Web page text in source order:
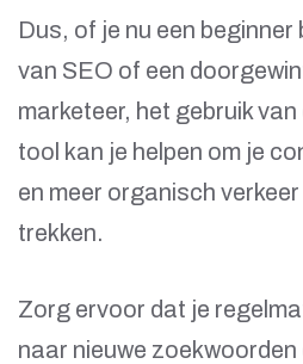
Dus, of je nu een beginner
van SEO of een
marketeer, het gebruik
tool kan je helpen om je
en meer organisch
trekken.
Zorg ervoor dat je
naar nieuwe